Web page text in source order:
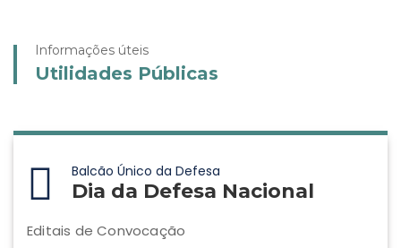
Informações úteis
Utilidades Públicas
Balcão Único da Defesa
Dia da Defesa Nacional
Editais de Convocação